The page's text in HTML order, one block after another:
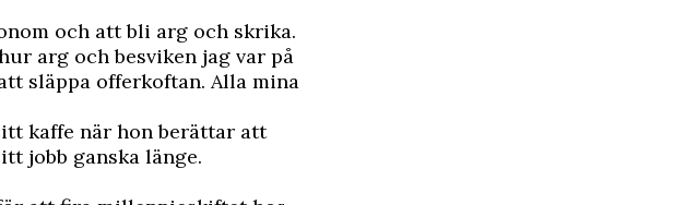
och att bli arg och skrika.
arg och besviken jag var på
släppa offerkoftan. Alla mina
kaffe när hon berättar att
jobb ganska länge.